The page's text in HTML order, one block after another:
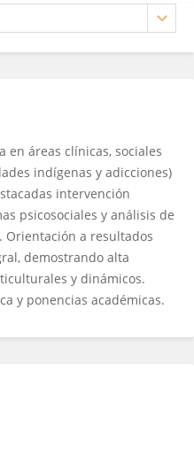
en áreas clínicas, sociales
indígenas y adicciones)
intervención
psicosociales y análisis de
a resultados
demostrando alta
y dinámicos.
y ponencias académicas.